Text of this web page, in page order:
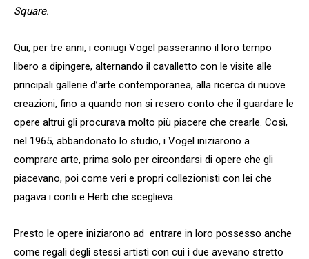
Square.
Qui, per tre anni, i coniugi Vogel passeranno il loro tempo
libero a dipingere, alternando il cavalletto con le visite alle
principali gallerie d’arte contemporanea, alla ricerca di nuove
creazioni, fino a quando non si resero conto che il guardare le
opere altrui gli procurava molto più piacere che crearle. Così,
nel 1965, abbandonato lo studio, i Vogel iniziarono a
comprare arte, prima solo per circondarsi di opere che gli
piacevano, poi come veri e propri collezionisti con lei che
pagava i conti e Herb che sceglieva.
Presto le opere iniziarono ad entrare in loro possesso anche
come regali degli stessi artisti con cui i due avevano stretto